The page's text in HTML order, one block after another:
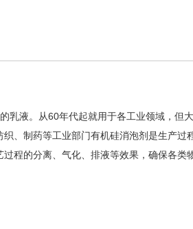
。从60年代起就用于各工业领域，但大
、制药等工业部门有机硅消泡剂是生产
程的分离、气化、排液等效果，确保各类